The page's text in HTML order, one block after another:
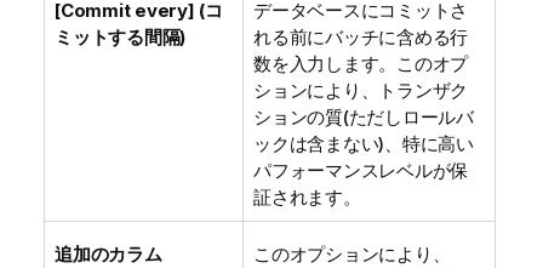
[Commit every] (コ
ミットする間隔)
データベースにコミットさ
れる前にバッチに含める行
数を入力します。このオプ
ションにより、トランザク
ションの質(ただしロールバ
ックは含まない)、特に高い
パフォーマンスレベルが保
証されます。
追加のカラム
このオプションにより、